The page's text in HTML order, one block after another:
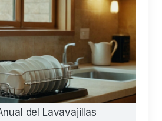
del Lavavajillas